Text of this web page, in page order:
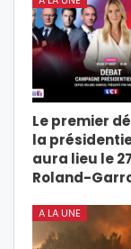
Le premier
la
aura lieu le
Roland-
A LA UNE